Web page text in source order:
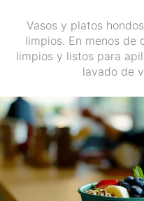
Vasos y platos
limpios. En menos de
limpios y listos para
lavado de